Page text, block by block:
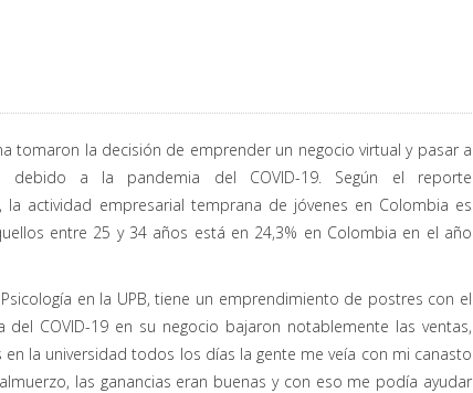
tomaron la decisión de emprender un negocio virtual y pasar a
debido a la pandemia del COVID-19. Según el reporte
actividad empresarial temprana de jóvenes en Colombia es
entre 25 y 34 años está en 24,3% en Colombia en el año
en la UPB, tiene un emprendimiento de postres con el
COVID-19 en su negocio bajaron notablemente las ventas,
la universidad todos los días la gente me veía con mi canasto
las ganancias eran buenas y con eso me podía ayudar